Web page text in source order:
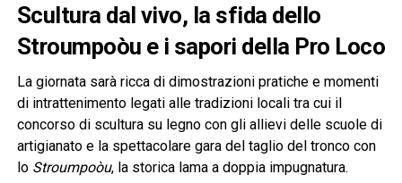
Scultura dal vivo, la sfida dello
Stroumpoòu e i sapori della Pro Loco
La giornata sarà ricca di dimostrazioni pratiche e momenti
di intrattenimento legati alle tradizioni locali tra cui il
concorso di scultura su legno con gli allievi delle scuole di
artigianato e la spettacolare gara del taglio del tronco con
lo Stroumpoòu, la storica lama a doppia impugnatura.